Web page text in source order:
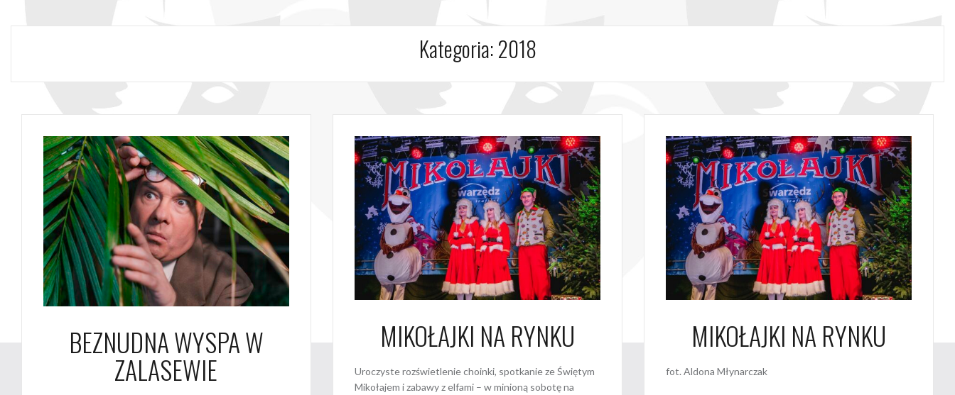
Kategoria:2018
BEZNUDNA WYSPA W
ZALASEWIE
MIKOŁAJKI NA RYNKU
Uroczyste rozświetlenie choinki, spotkanie ze Świętym
Mikołajem i zabawy z elfami – w minioną sobotę na
MIKOŁAJKI NA RYNKU
fot. Aldona Młynarczak